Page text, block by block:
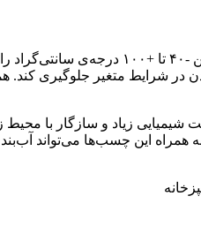
چسب پلی‌اورتان به دلیل مقاومت در برابر شرایط سخت محیطی برای
در شرایط متغیر جلوگیری کند.
سیلیکون و پلی‌اورتان است و ویژگی‌های زمان خشک شدن سریع (کمتر از
همراه این چسب‌ها می‌تواند